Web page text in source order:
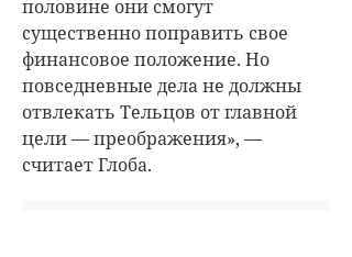
половине они смогут
существенно поправить свое
финансовое положение. Но
повседневные дела не должны
отвлекать Тельцов от главной
цели — преображения», —
считает Глоба.